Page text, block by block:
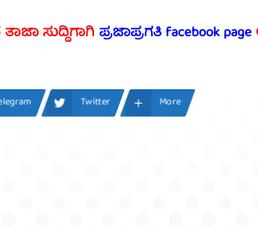
ಸುದ್ದಿಗಾಗಿ ಪ್ರಜಾಪ್ರಗತಿ facebook page
Twitter More